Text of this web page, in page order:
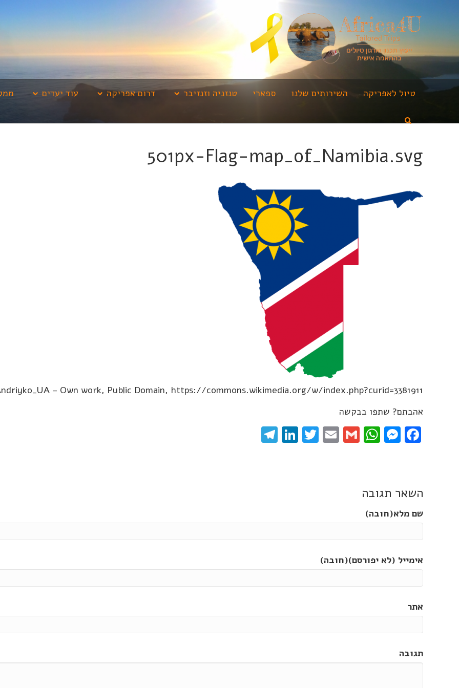
טיול לאפריקה השירותים שלנו ספארי טנזניה וזנזיבר דרום אפריקה עוד יעדים
501px-Flag-map_of_Namibia.svg
– Own work, Public Domain, https://commons.wikimedia.org/w/index.php?curid=3381911
אהבתם? שתפו בבקשה
Facebook
Messenger
WhatsApp
Gmail
Email
Twitter
LinkedIn
השאר תגובה
שם מלא(חובה)
אימייל (לא יפורסם)(חובה)
אתר
תגובה